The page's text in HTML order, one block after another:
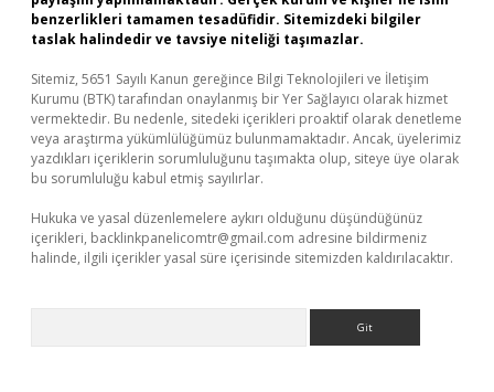
benzerlikleri tamamen tesadüfidir. Sitemizdeki bilgiler
taslak halindedir ve tavsiye niteliği taşımazlar.
Sitemiz, 5651 Sayılı Kanun gereğince Bilgi Teknolojileri ve İletişim
Kurumu (BTK) tarafından onaylanmış bir Yer Sağlayıcı olarak hizmet
vermektedir. Bu nedenle, sitedeki içerikleri proaktif olarak denetleme
veya araştırma yükümlülüğümüz bulunmamaktadır. Ancak, üyelerimiz
yazdıkları içeriklerin sorumluluğunu taşımakta olup, siteye üye olarak
bu sorumluluğu kabul etmiş sayılırlar.
Hukuka ve yasal düzenlemelere aykırı olduğunu düşündüğünüz
içerikleri, backlinkpanelicomtr@gmail.com adresine bildirmeniz
halinde, ilgili içerikler yasal süre içerisinde sitemizden kaldırılacaktır.